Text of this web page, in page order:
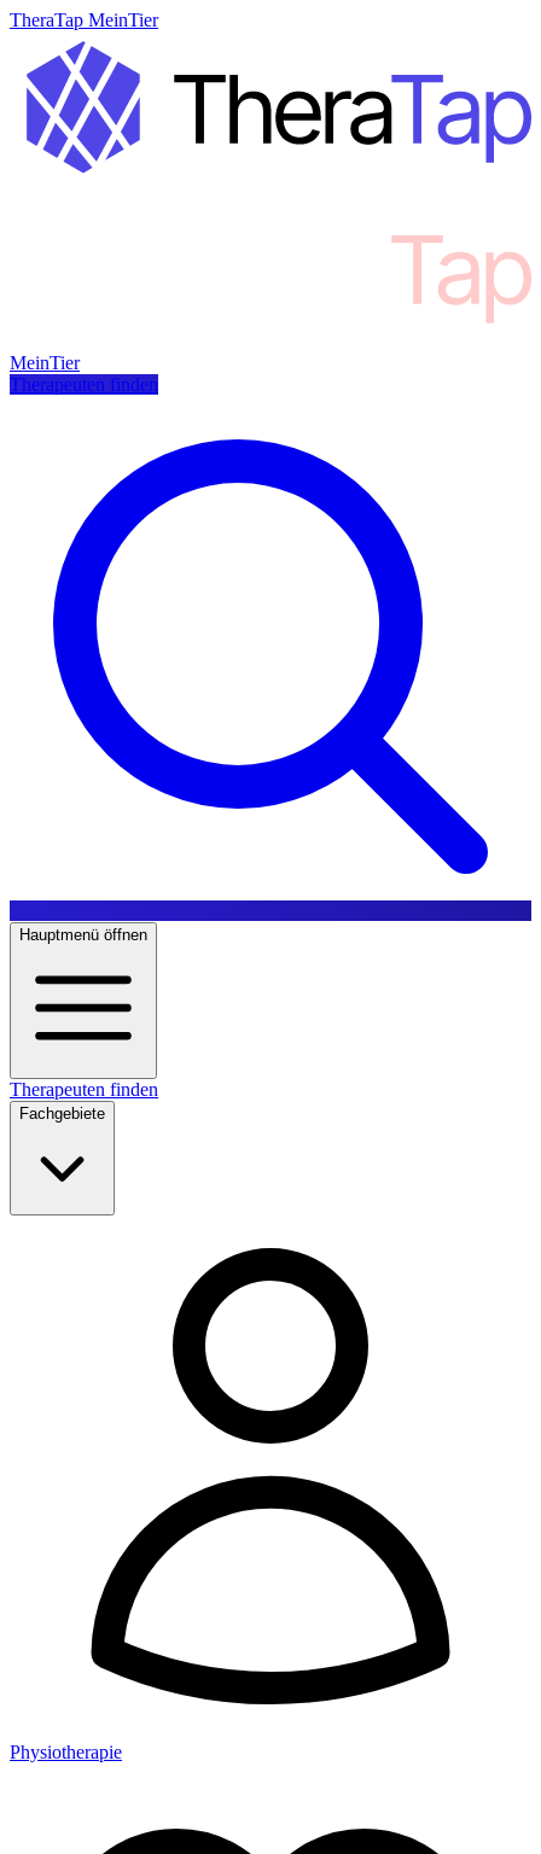
TheraTap MeinTier
MeinTier
Therapeuten finden
Hauptmenü öffnen
Therapeuten finden
Fachgebiete
Physiotherapie